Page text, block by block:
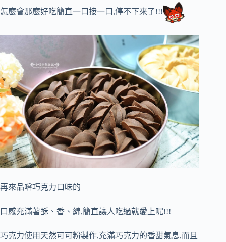
怎麼會那麼好吃簡直一口接一口,停不下來了!!!
再來品嚐巧克力口味的
口感充滿著酥、香、綿,簡直讓人吃過就愛上呢!!!
巧克力使用天然可可粉製作,充滿巧克力的香甜氣息,而且